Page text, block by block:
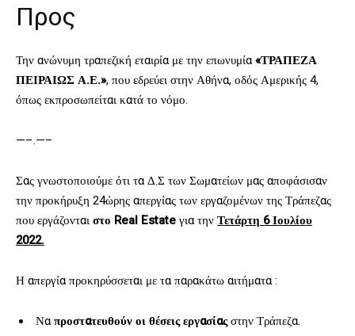
Προς
Την ανώνυμη τραπεζική εταιρία με την επωνυμία«ΤΡΑΠΕΖΑ
ΠΕΙΡΑΙΩΣ Α.Ε.», που εδρεύει στην Αθήνα, οδός Αμερικής 4,
όπως εκπροσωπείται κατά το νόμο.
—–.—–
Σας γνωστοποιούμε ότι τα Δ.Σ των Σωματείων μας αποφάσισαν
την προκήρυξη 24ώρης απεργίας των εργαζομένων της Τράπεζας
που εργάζονταιστο Real Estateγια τηνΤετάρτη 6 Ιουλίου
2022.
Η απεργία προκηρύσσεται με τα παρακάτω αιτήματα :
Ναπροστατευθούν οι θέσεις εργασίαςστην Τράπεζα.